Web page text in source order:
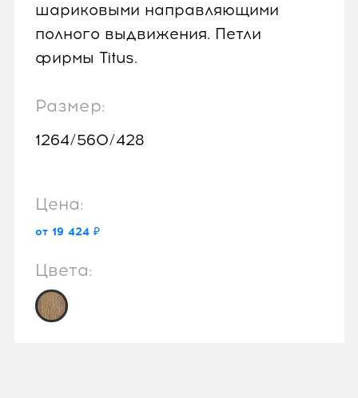
шариковыми направляющими
полного выдвижения. Петли
фирмы Titus.
Размер:
1264/560/428
Цена:
от 19 424 ₽
Цвета: